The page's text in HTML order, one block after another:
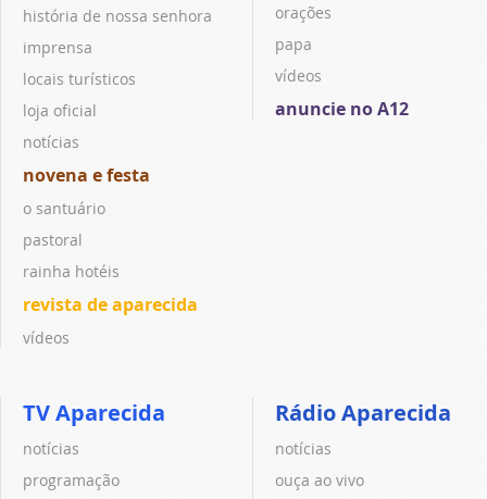
história de nossa senhora
imprensa
locais turísticos
loja oficial
notícias
novena e festa
o santuário
pastoral
rainha hotéis
revista de aparecida
vídeos
orações
papa
vídeos
anuncie no A12
TV Aparecida
notícias
programação
Rádio Aparecida
notícias
ouça ao vivo